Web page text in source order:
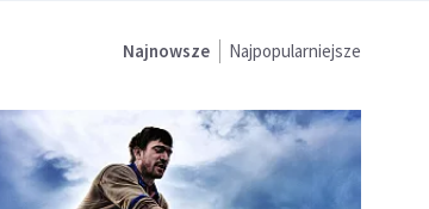
Najnowsze Najpopularniejsze